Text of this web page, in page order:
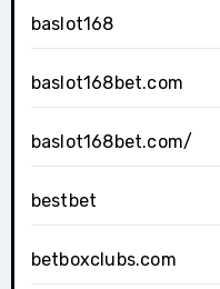
baslot168
baslot168bet.com
baslot168bet.com/
bestbet
betboxclubs.com